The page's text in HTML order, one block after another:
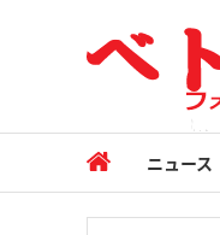
ニュース